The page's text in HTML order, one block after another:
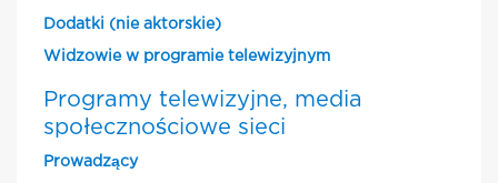
Dodatki (nie aktorskie)
Widzowie w programie telewizyjnym
Programy telewizyjne, media
społecznościowe sieci
Prowadzący